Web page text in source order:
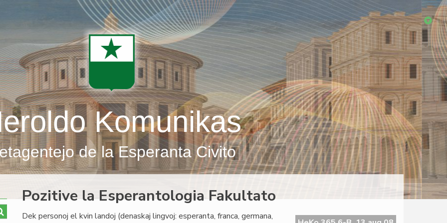
Komunikas
de la Esperanta Civito
Pozitive la Esperantologia Fakultato
Dek personoj el kvin landoj (denaskaj lingvoj: esperanta, franca, germana,